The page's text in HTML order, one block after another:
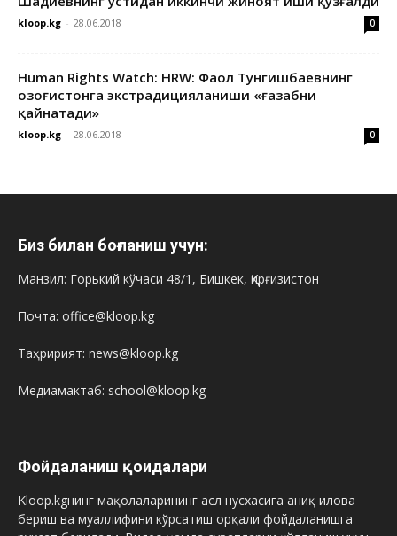
kloop.kg - 28.06.2018 0
Human Rights Watch: HRW: Фаол Тунгишбаевнинг
Қозоғистонга экстрадицияланиши «ғазабни
қайнатади»
kloop.kg - 28.06.2018 0
Биз билан боғланиш учун:
Манзил: Горький кўчаси 48/1, Бишкек, Қирғизистон
Почта: office@kloop.kg
Таҳририят: news@kloop.kg
Медиамактаб: school@kloop.kg
Фойдаланиш қоидалари
Kloop.kgнинг мақолаларининг асл нусхасига аниқ илова
бериш ва муаллифини кўрсатиш орқали фойдаланишга